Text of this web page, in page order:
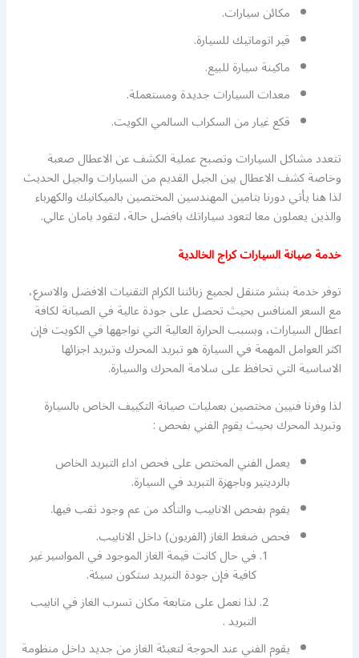
مكائن سيارات.
قير اتوماتيك للسيارة.
ماكينة سيارة للبيع.
معدات السيارات جديدة ومستعملة.
قكع غيار من السكراب السالمي الكويت.
تتعدد مشاكل السيارات وتصبح عملية الكشف عن الاعطال صعبة
وخاصة كشف الاعطال بين الجيل القديم من السيارات والجيل الحديث
لذا هنا يأتي دورنا بتامين المهندسين المختصين بالميكانيك والكهرباء
والذين يعملون معا لتعود سياراتك بافضل حالة، لتقود بامان عالي.
خدمة صيانة السيارات كراج الخالدية
توفر خدمة بنشر متنقل لجميع زبائننا الكرام التقنيات الافضل والاسرع،
مع السعر المنافس بحيث تحصل على جودة عالية في الصيانة لكافة
اعطال السيارات، وبسبب الحرارة العالية التي نواجهها في الكويت فإن
اكثر العوامل المهمة في السيارة هو تبريد المحرك وتبريد اجزائها
الاساسية التي تحافظ على سلامة المحرك والسيارة.
لذا وفرنا فنيين مختصين بعمليات صيانة التكييف الخاص بالسيارة
وتبريد المحرك بحيث يقوم الفني بفحص :
يعمل الفني المختص على فحص اداء التبريد الخاص
بالرديتير وباجهزة التبريد في السيارة.
يقوم بفحص الانابيب والتأكد من عم وجود ثقب فيها.
فحص ضغط الغاز (الفريون) داخل الانابيب.
في حال كانت قيمة الغاز الموجود في المواسير غير
كافية فإن جودة التبريد ستكون سيئة.
لذا نعمل على متابعة مكان تسرب الغاز في انابيب
التبريد .
يقوم الفني عند الحوجة لتعبئة الغاز من جديد داخل منظومة